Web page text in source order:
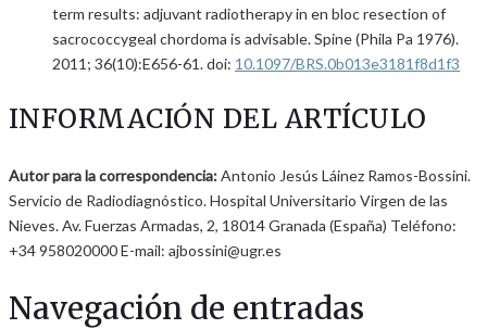
term results: adjuvant radiotherapy in en bloc resection of
sacrococcygeal chordoma is advisable. Spine (Phila Pa 1976).
2011; 36(10):E656-61. doi: 10.1097/BRS.0b013e3181f8d1f3
INFORMACIÓN DEL ARTÍCULO
Autor para la correspondencia:Antonio Jesús Láinez Ramos-Bossini.
Servicio de Radiodiagnóstico. Hospital Universitario Virgen de las
Nieves. Av. Fuerzas Armadas, 2, 18014 Granada (España) Teléfono:
+34 958020000 E-mail: ajbossini@ugr.es
Navegación de entradas